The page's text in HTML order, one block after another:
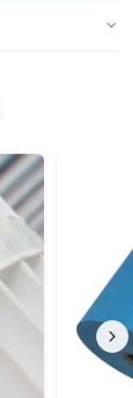
★★★★★
★★★★★